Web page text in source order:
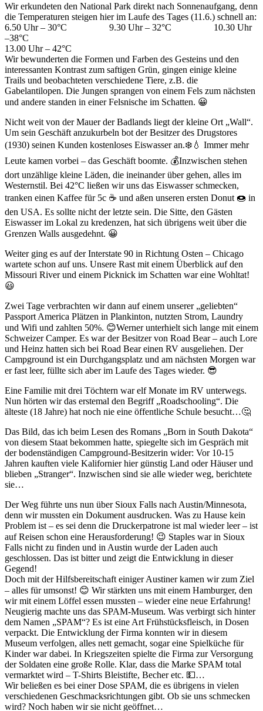
Wir erkundeten den National Park direkt nach Sonnenaufgang, denn
die Temperaturen steigen hier im Laufe des Tages (11.6.) schnell an:
6.50 Uhr – 30°C 9.30 Uhr – 32°C 10.30 Uhr
–38°C
13.00 Uhr – 42°C
Wir bewunderten die Formen und Farben des Gesteins und den
interessanten Kontrast zum saftigen Grün, gingen einige kleine
Trails und beobachteten verschiedene Tiere, z.B. die
Gabelantilopen. Die Jungen sprangen von einem Fels zum nächsten
und andere standen in einer Felsnische im Schatten. 😀
Nicht weit von der Mauer der Badlands liegt der kleine Ort „Wall“.
Um sein Geschäft anzukurbeln bot der Besitzer des Drugstores
(1930) seinen Kunden kostenloses Eiswasser an.❄️💧 Immer mehr
Leute kamen vorbei ­– das Geschäft boomte. 💰Inzwischen stehen
dort unzählige kleine Läden, die ineinander über gehen, alles im
Westernstil. Bei 42°C ließen wir uns das Eiswasser schmecken,
tranken einen Kaffee für 5c ☕️ und aßen unseren ersten Donut 🍩 in
den USA. Es sollte nicht der letzte sein. Die Sitte, den Gästen
Eiswasser im Lokal zu kredenzen, hat sich übrigens weit über die
Grenzen Walls ausgedehnt. 😀
Weiter ging es auf der Interstate 90 in Richtung Osten – Chicago
wartete schon auf uns. Unsere Rast mit einem Überblick auf den
Missouri River und einem Picknick im Schatten war eine Wohltat!
😃
Zwei Tage verbrachten wir dann auf einem unserer „geliebten“
Passport America Plätzen in Plankinton, nutzten Strom, Laundry
und Wifi und zahlten 50%. 😊Werner unterhielt sich lange mit einem
Schweizer Camper. Es war der Besitzer von Road Bear – auch Lore
und Heinz hatten sich bei Road Bear einen RV ausgeliehen. Der
Campground ist ein Durchgangsplatz und am nächsten Morgen war
er fast leer, füllte sich aber im Laufe des Tages wieder. 😎
Eine Familie mit drei Töchtern war elf Monate im RV unterwegs.
Nun hörten wir das erstemal den Begriff „Roadschooling“. Die
älteste (18 Jahre) hat noch nie eine öffentliche Schule besucht…🤔
Das Bild, das ich beim Lesen des Romans „Born in South Dakota“
von diesem Staat bekommen hatte, spiegelte sich im Gespräch mit
der bodenständigen Campground-Besitzerin wider: Vor 10-15
Jahren kauften viele Kalifornier hier günstig Land oder Häuser und
blieben „Stranger“. Inzwischen sind sie alle wieder weg, berichtete
sie…
Der Weg führte uns nun über Sioux Falls nach Austin/Minnesota,
denn wir mussten ein Dokument ausdrucken. Was zu Hause kein
Problem ist – es sei denn die Druckerpatrone ist mal wieder leer – ist
auf Reisen schon eine Herausforderung! 😉 Staples war in Sioux
Falls nicht zu finden und in Austin wurde der Laden auch
geschlossen. Das ist bitter und zeigt die Entwicklung in dieser
Gegend!
Doch mit der Hilfsbereitschaft einiger Austiner kamen wir zum Ziel
– alles für umsonst! 😊 Wir stärkten uns mit einem Hamburger, den
wir mit einem Löffel essen mussten – wieder eine neue Erfahrung!
Neugierig machte uns das SPAM-Museum. Was verbirgt sich hinter
dem Namen „SPAM“? Es ist eine Art Frühstücksfleisch, in Dosen
verpackt. Die Entwicklung der Firma konnten wir in diesem
Museum verfolgen, alles nett gemacht, sogar eine Spielküche für
Kinder war dabei. In Kriegszeiten spielte die Firma zur Versorgung
der Soldaten eine große Rolle. Klar, dass die Marke SPAM total
vermarktet wird – T-Shirts Bleistifte, Becher etc. 💵…
Wir beließen es bei einer Dose SPAM, die es übrigens in vielen
verschiedenen Geschmacksrichtungen gibt. Ob sie uns schmecken
wird? Noch haben wir sie nicht geöffnet…